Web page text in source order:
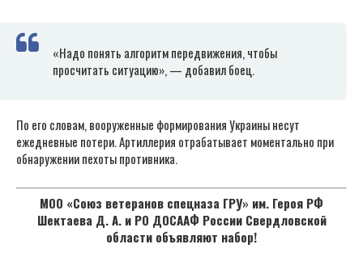
«Надо понять алгоритм передвижения, чтобы
просчитать ситуацию», — добавил боец.
По его словам, вооруженные формирования Украины несут
ежедневные потери. Артиллерия отрабатывает моментально при
обнаружении пехоты противника.
МОО «Союз ветеранов спецназа ГРУ» им. Героя РФ
Шектаева Д. А. и РО ДОСААФ России Свердловской
области объявляют набор!